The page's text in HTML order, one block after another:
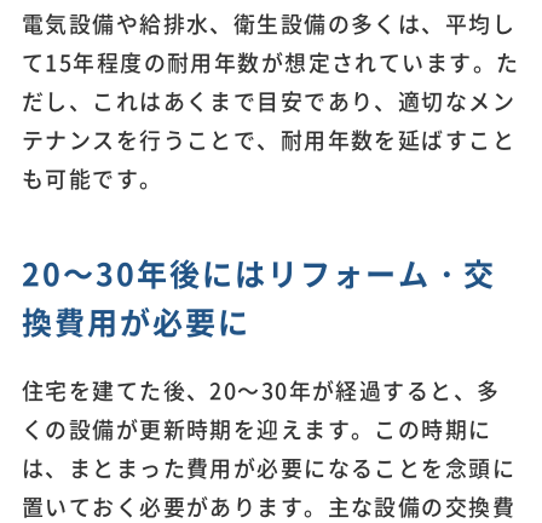
電気設備や給排水、衛生設備の多くは、平均し
て15年程度の耐用年数が想定されています。た
だし、これはあくまで目安であり、適切なメン
テナンスを行うことで、耐用年数を延ばすこと
も可能です。
20～30年後にはリフォーム・交
換費用が必要に
住宅を建てた後、20～30年が経過すると、多
くの設備が更新時期を迎えます。この時期に
は、まとまった費用が必要になることを念頭に
置いておく必要があります。主な設備の交換費